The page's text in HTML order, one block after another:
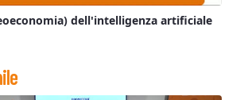
dell'intelligenza artificiale